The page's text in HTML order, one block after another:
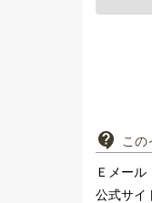
この
Ｅメール
公式サイ